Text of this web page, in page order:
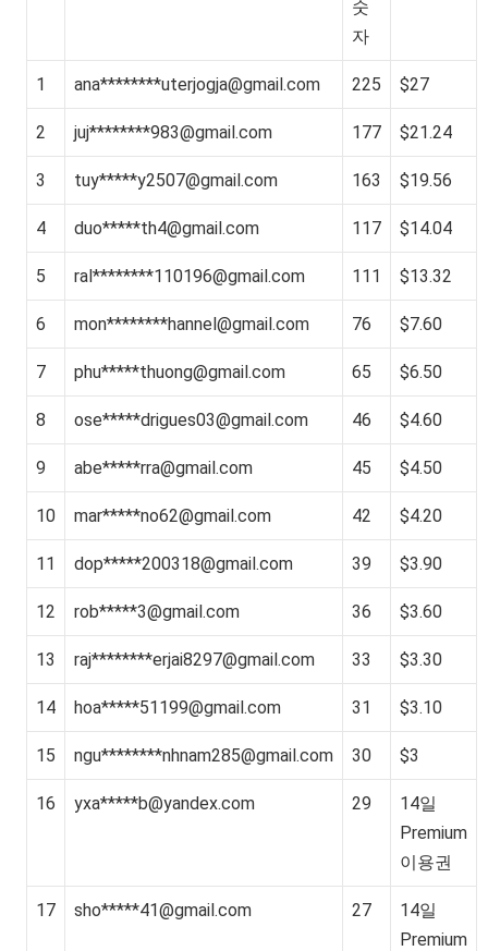
숫
자
1 ana********uterjogja@gmail.com 225 $27
2 juj********983@gmail.com 177 $21.24
3 tuy*****y2507@gmail.com 163 $19.56
4 duo*****th4@gmail.com 117 $14.04
5 ral********110196@gmail.com 111 $13.32
6 mon********hannel@gmail.com 76 $7.60
7 phu*****thuong@gmail.com 65 $6.50
8 ose*****drigues03@gmail.com 46 $4.60
9 abe*****rra@gmail.com 45 $4.50
10 mar*****no62@gmail.com 42 $4.20
11 dop*****200318@gmail.com 39 $3.90
12 rob*****3@gmail.com 36 $3.60
13 raj********erjai8297@gmail.com 33 $3.30
14 hoa*****51199@gmail.com 31 $3.10
15 ngu********nhnam285@gmail.com 30 $3
16 yxa*****b@yandex.com 29
14일
Premium
이용권
17 sho*****41@gmail.com 27
14일
Premium